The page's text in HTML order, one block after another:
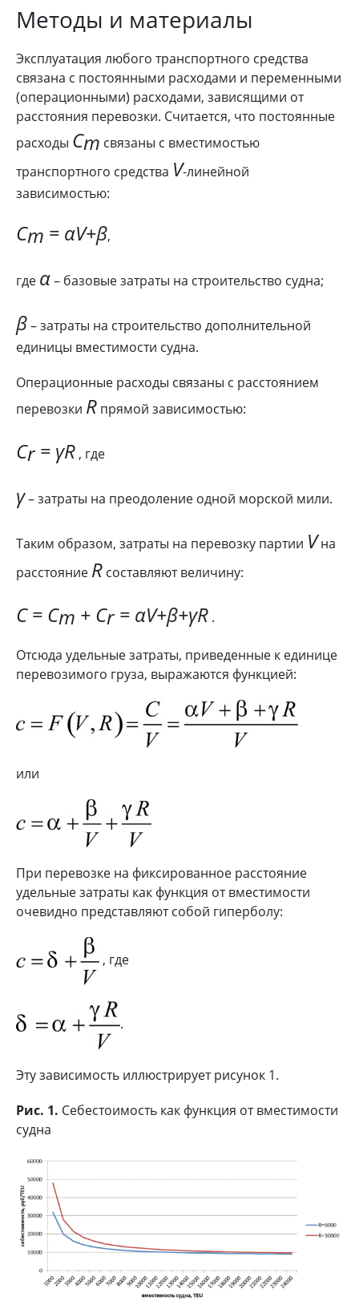
Методы и материалы
Эксплуатация любого транспортного средства
связана с постоянными расходами и переменными
(операционными) расходами, зависящими от
расстояния перевозки. Считается, что постоянные
расходы Cm связаны с вместимостью
транспортного средства V-линейной
зависимостью:
Cm = αV+β,
где α– базовые затраты на строительство судна;
β– затраты на строительство дополнительной
единицы вместимости судна.
Операционные расходы связаны с расстоянием
перевозки R прямой зависимостью:
Cr = γR , где
γ– затраты на преодоление одной морской мили.
Таким образом, затраты на перевозку партии Vна
расстояние R составляют величину:
C = Cm + Cr = αV+β+γR .
Отсюда удельные затраты, приведенные к единице
перевозимого груза, выражаются функцией:
или
При перевозке на фиксированное расстояние
удельные затраты как функция от вместимости
очевидно представляют собой гиперболу:
, где
.
Эту зависимость иллюстрирует рисунок 1.
Рис. 1. Себестоимость как функция от вместимости
судна